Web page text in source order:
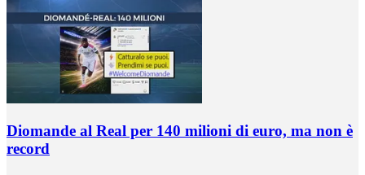
Diomande al Real per 140 milioni di euro, ma non è
record